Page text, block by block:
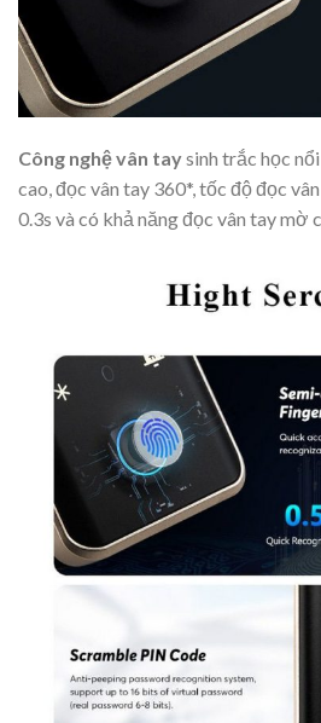
Công nghệ vân taysinh trắc học
cao, đọc vân tay 360*, tốc độ đọc
0.3s và có khả năng đọc vân tay mờ